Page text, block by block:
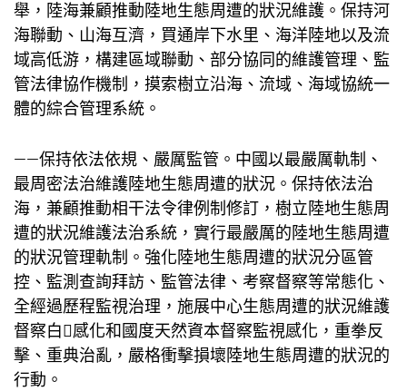
舉，陸海兼顧推動陸地生態周遭的狀況維護。保持河
海聯動、山海互濟，買通岸下水里、海洋陸地以及流
域高低游，構建區域聯動、部分協同的維護管理、監
管法律協作機制，摸索樹立沿海、流域、海域協統一
體的綜合管理系統。
——保持依法依規、嚴厲監管。中國以最嚴厲軌制、
最周密法治維護陸地生態周遭的狀況。保持依法治
海，兼顧推動相干法令律例制修訂，樹立陸地生態周
遭的狀況維護法治系統，實行最嚴厲的陸地生態周遭
的狀況管理軌制。強化陸地生態周遭的狀況分區管
控、監測查詢拜訪、監管法律、考察督察等常態化、
全經過歷程監視治理，施展中心生態周遭的狀況維護
督察白感化和國度天然資本督察監視感化，重拳反
擊、重典治亂，嚴格衝擊損壞陸地生態周遭的狀況的
行動。